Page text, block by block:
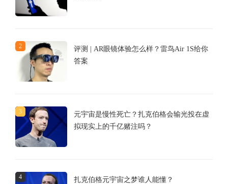
2
评测 | AR眼镜体验怎么样？雷鸟Air 1S给你
答案
3
元宇宙是慢性死亡？扎克伯格会输光投在虚
拟现实上的千亿赌注吗？
4 扎克伯格元宇宙之梦谁人能懂？